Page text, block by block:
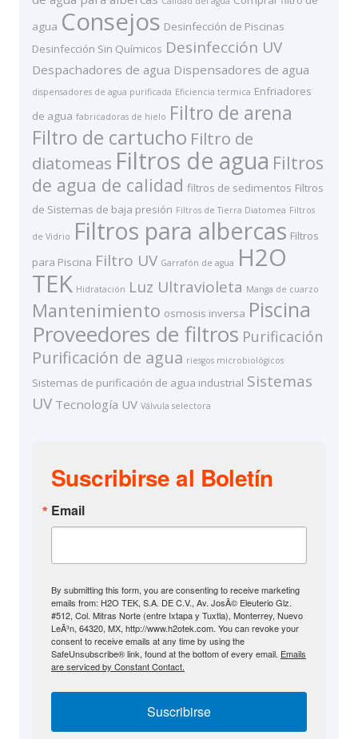
agua Consejos Desinfección de Piscinas
Desinfección Sin Químicos Desinfección UV
Despachadores de agua Dispensadores de agua
dispensadores de agua purificada Eficiencia termica Enfriadores
de agua fabricadoras de hielo Filtro de arena
Filtro de cartucho Filtro de
diatomeas Filtros de agua Filtros
de agua de calidad filtros de sedimentos Filtros
de Sistemas de baja presión Filtros de Tierra Diatomea Filtros
de Vidrio Filtros para albercas Filtros
para Piscina Filtro UV Garrafón de agua H2O
TEK Hidratación Luz Ultravioleta Manga de cuarzo
Mantenimiento osmosis inversa Piscina
Proveedores de filtros Purificación
Purificación de agua riesgos microbiológicos
Sistemas de purificación de agua industrial Sistemas
UV Tecnología UV Válvula selectora
Suscribirse al Boletín
Email
By submitting this form, you are consenting to receive marketing
emails from: H2O TEK, S.A. DE C.V., Av. JosÃ© Eleuterio Glz.
#512, Col. Mitras Norte (entre Ixtapa y Tuxtla), Monterrey, Nuevo
LeÃ³n, 64320, MX, http://www.h2otek.com. You can revoke your
consent to receive emails at any time by using the
SafeUnsubscribe® link, found at the bottom of every email. Emails
are serviced by Constant Contact.
Suscribirse